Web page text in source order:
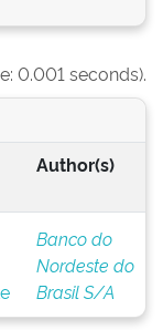
0.001 seconds).
Author(s)
Banco do
Nordeste do
Brasil S/A